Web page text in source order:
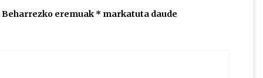
Beharrezko eremuak * markatuta daude